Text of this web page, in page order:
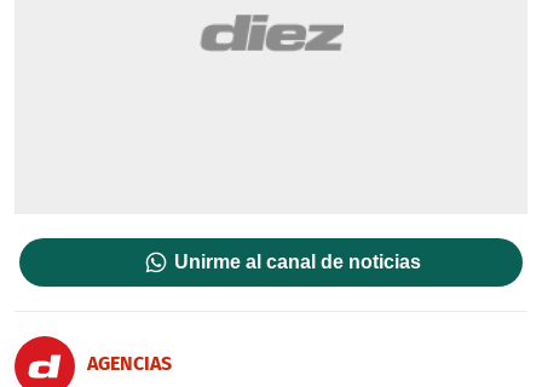
Unirme al canal de noticias
AGENCIAS